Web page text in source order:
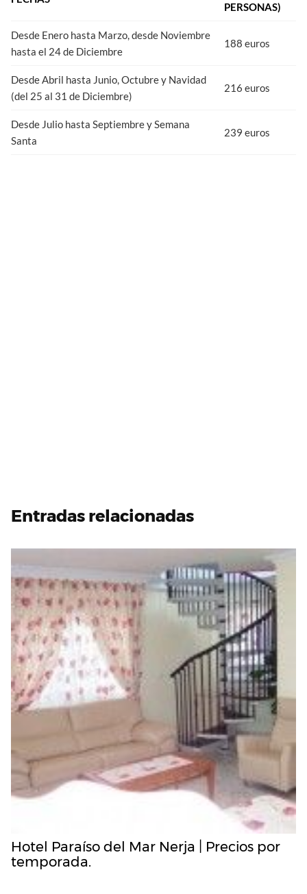
PERSONAS)
Desde Enero hasta Marzo, desde Noviembre
hasta el 24 de Diciembre
188 euros
Desde Abril hasta Junio, Octubre y Navidad
(del 25 al 31 de Diciembre)
216 euros
Desde Julio hasta Septiembre y Semana
Santa
239 euros
Entradas relacionadas
Hotel Paraíso del Mar Nerja | Precios por
temporada.